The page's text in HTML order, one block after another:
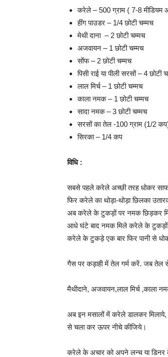
करेले – 500 ग्राम ( 7-8 मीडियम
हींग पाउडर – 1/4 छोटी चम्मच
मेथी दाना – 2 छोटी चम्मच
अजवायन – 1 छोटी चम्मच
सोंफ – 2 छोटी चम्मच
पिसी राई या पीली सरसों – 4 छोटी
लाल मिर्च – 1 छोटी चम्मच
काला नमक – 1 छोटी चम्मच
सादा नमक – 3 छोटी चम्मच
सरसों का तेल -100 ग्राम (1/2
सिरका – 1/4 कप
विधि :
सबसे पहले करेले अच्छी तरह धोकर
फिर करेले का थोड़ा-थोड़ा छिलका
अब करेले के टुकड़ों पर नमक छिड़कर
आधे घंटे बाद नमक मिले करेले के टुकड़ों
करेले के टुकड़े एक बार फिर पानी से
गैस पर कड़ाही में तेल गर्म करें. जब
मैथीदाने, अजवायन,लाल मिर्च
अब इन मसालों में करेले डालकर
से चला कर ऊपर नीचे कीजिये।
करेले के अचार को अपने लन्च या डिनर